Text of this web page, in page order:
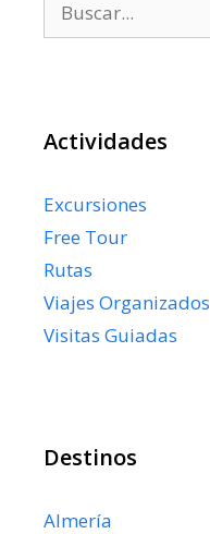
Actividades
Excursiones
Free Tour
Rutas
Viajes Organizados
Visitas Guiadas
Destinos
Almería